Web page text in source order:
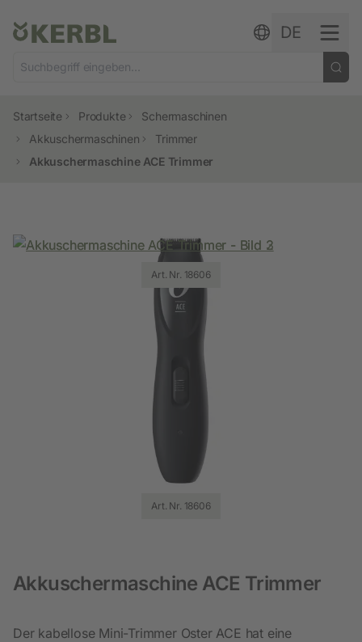
DE
Startseite Produkte
Schermaschinen
Akkuschermaschinen
Trimmer
Akkuschermaschine ACE Trimmer
Art. Nr. 18606
Art. Nr. 18606
Art. Nr. 18606
Akkuschermaschine ACE Trimmer
Der kabellose Mini-Trimmer Oster ACE hat eine